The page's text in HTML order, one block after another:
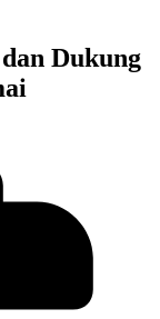
Dukung